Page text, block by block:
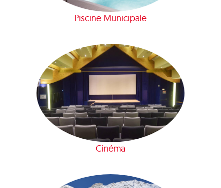
Piscine Municipale
Cinéma